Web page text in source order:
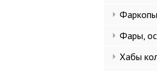
Фаркопы
Фары,
Хабы